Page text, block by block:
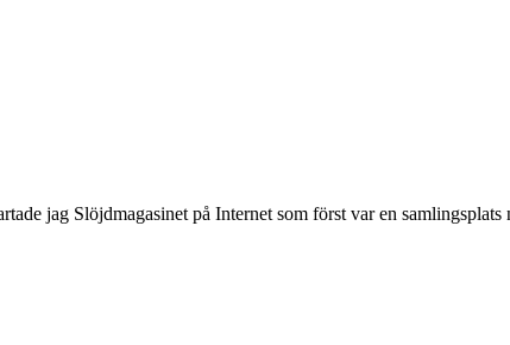
jag Slöjdmagasinet på Internet som först var en